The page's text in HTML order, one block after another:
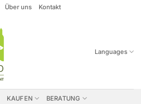
Über uns Kontakt
Languages
KAUFEN BERATUNG